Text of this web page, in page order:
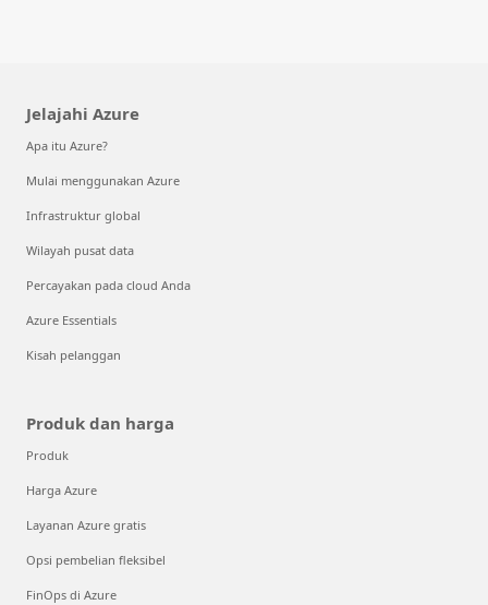
Jelajahi Azure
Apa itu Azure?
Mulai menggunakan Azure
Infrastruktur global
Wilayah pusat data
Percayakan pada cloud Anda
Azure Essentials
Kisah pelanggan
Produk dan harga
Produk
Harga Azure
Layanan Azure gratis
Opsi pembelian fleksibel
FinOps di Azure